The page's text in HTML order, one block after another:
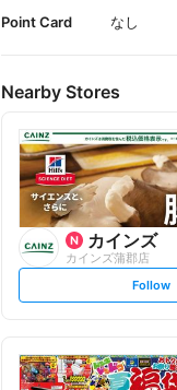
Point Card なし
Nearby Stores
カインズ
カインズ蒲郡店
s
t
l
o
w
Follow